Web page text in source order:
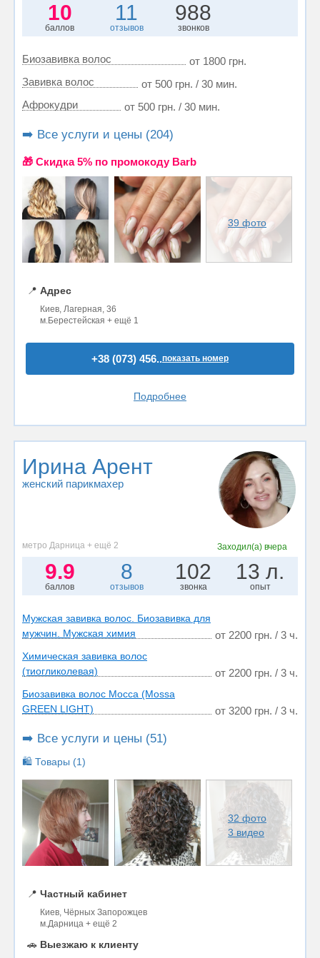
10
баллов
11
отзывов
988
звонков
Биозавивка волос
от 1800 грн.
Завивка волос
от 500 грн. / 30 мин.
Афрокудри
от 500 грн. / 30 мин.
➡️ Все услуги и цены (204)
🎁 Cкидка 5% по промокоду Barb
39 фото
📍 Адрес
Киев, Лагерная, 36
м.Берестейская + ещё 1
+38 (073) 456..показать номер
Подробнее
Ирина Арент
женский парикмахер
метро Дарница + ещё 2 Заходил(а) вчера
9.9
баллов
8
отзывов
102
звонка
13 л.
опыт
Мужская завивка волос. Биозавивка для
мужчин. Мужская химия
от 2200 грн. / 3 ч.
Химическая завивка волос
(тиогликолевая)
от 2200 грн. / 3 ч.
Биозавивка волос Мосса (Mossa
GREEN LIGHT)
от 3200 грн. / 3 ч.
➡️ Все услуги и цены (51)
🛍️ Товары (1)
32 фото
3 видео
📍 Частный кабинет
Киев, Чёрных Запорожцев
м.Дарница + ещё 2
🚗 Выезжаю к клиенту